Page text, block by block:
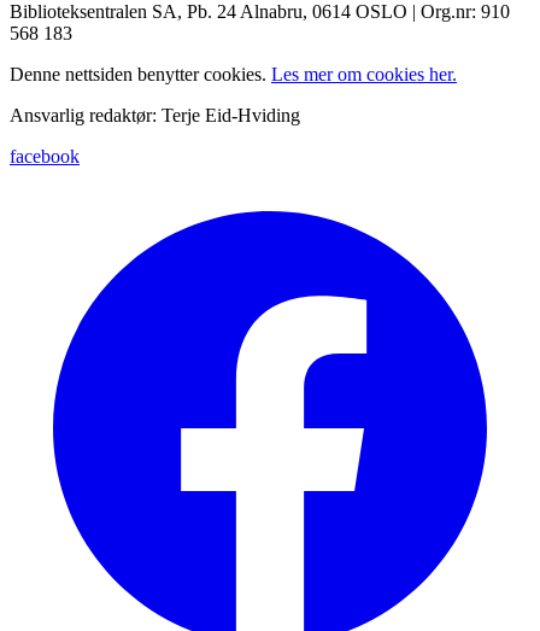
Biblioteksentralen SA, Pb. 24 Alnabru, 0614 OSLO | Org.nr: 910
568 183
Denne nettsiden benytter cookies. Les mer om cookies her.
Ansvarlig redaktør: Terje Eid-Hviding
facebook